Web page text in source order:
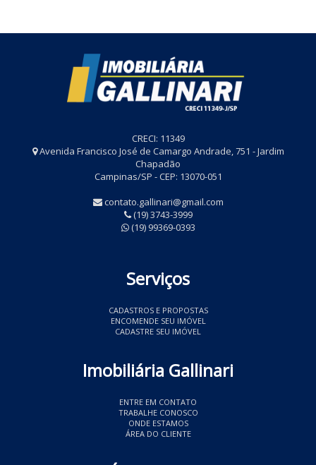
CRECI: 11349
Avenida Francisco José de Camargo Andrade, 751 - Jardim
Chapadão
Campinas/SP - CEP: 13070-051
contato.gallinari@gmail.com
(19) 3743-3999
(19) 99369-0393
Serviços
CADASTROS E PROPOSTAS
ENCOMENDE SEU IMÓVEL
CADASTRE SEU IMÓVEL
Imobiliária Gallinari
ENTRE EM CONTATO
TRABALHE CONOSCO
ONDE ESTAMOS
ÁREA DO CLIENTE